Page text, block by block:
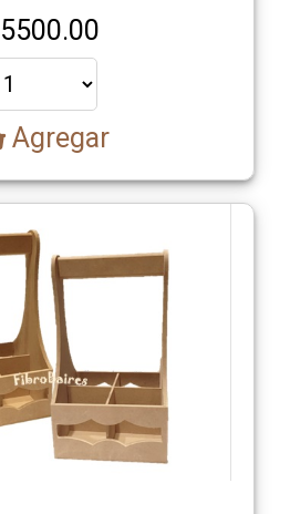
5500.00
Agregar